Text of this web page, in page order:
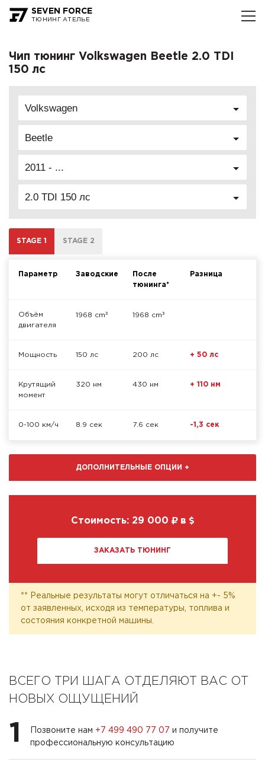
SEVEN FORCE
ТЮНИНГ АТЕЛЬЕ
Чип тюнинг Volkswagen Beetle 2.0 TDI
150 лс
Volkswagen
Beetle
2011 - ...
2.0 TDI 150 лс
STAGE 1 STAGE 2
Параметр Заводские
После
тюнинга*
Разница
Объём
двигателя
1968 cm³ 1968 cm³
Мощность 150 лс 200 лс + 50 лс
Крутящий
момент
320 нм 430 нм + 110 нм
0-100 км/ч 8.9 сек 7.6 сек -1,3 сек
ДОПОЛНИТЕЛЬНЫЕ ОПЦИИ +
Стоимость: 29 000 в
ЗАКАЗАТЬ ТЮНИНГ
** Реальные результаты могут отличаться на +- 5%
от заявленных, исходя из температуры, топлива и
состояния конкретной машины.
ВСЕГО ТРИ ШАГА ОТДЕЛЯЮТ ВАС ОТ
НОВЫХ ОЩУЩЕНИЙ
1 Позвоните нам +7 499 490 77 07 и получите
профессиональную консультацию